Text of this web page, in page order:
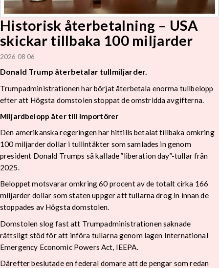
Historisk återbetalning – USA
skickar tillbaka 100 miljarder
2026 08 06
Donald Trump återbetalar tullmiljarder.
Trumpadministrationen har börjat återbetala enorma tullbelopp
efter att Högsta domstolen stoppat de omstridda avgifterna.
Miljardbelopp åter till importörer
Den amerikanska regeringen har hittills betalat tillbaka omkring
100 miljarder dollar i tullintäkter som samlades in genom
president Donald Trumps så kallade ”liberation day”-tullar från
2025.
Beloppet motsvarar omkring 60 procent av de totalt cirka 166
miljarder dollar som staten uppger att tullarna drog in innan de
stoppades av Högsta domstolen.
Domstolen slog fast att Trumpadministrationen saknade
rättsligt stöd för att införa tullarna genom lagen International
Emergency Economic Powers Act, IEEPA.
Därefter beslutade en federal domare att de pengar som redan